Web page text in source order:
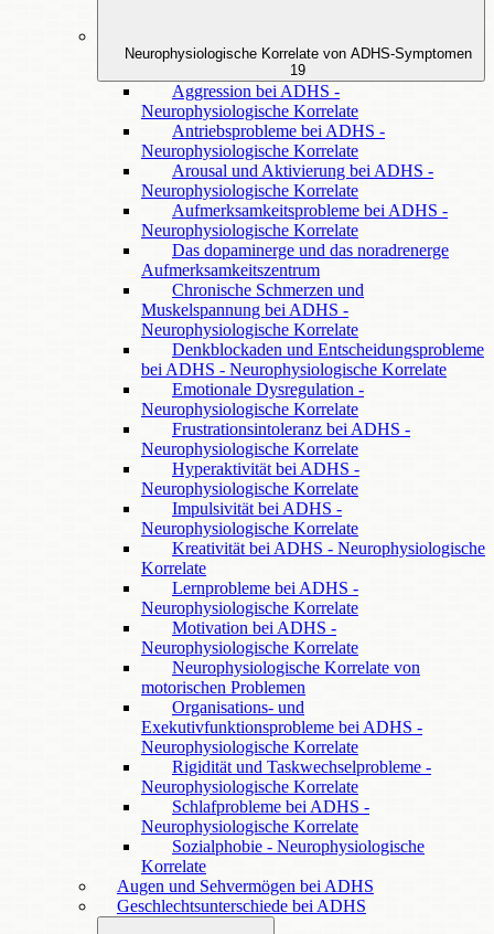
Neurophysiologische Korrelate von ADHS-Symptomen
19
Aggression bei ADHS -
Neurophysiologische Korrelate
Antriebsprobleme bei ADHS -
Neurophysiologische Korrelate
Arousal und Aktivierung bei ADHS -
Neurophysiologische Korrelate
Aufmerksamkeitsprobleme bei ADHS -
Neurophysiologische Korrelate
Das dopaminerge und das noradrenerge
Aufmerksamkeitszentrum
Chronische Schmerzen und
Muskelspannung bei ADHS -
Neurophysiologische Korrelate
Denkblockaden und Entscheidungsprobleme
bei ADHS - Neurophysiologische Korrelate
Emotionale Dysregulation -
Neurophysiologische Korrelate
Frustrationsintoleranz bei ADHS -
Neurophysiologische Korrelate
Hyperaktivität bei ADHS -
Neurophysiologische Korrelate
Impulsivität bei ADHS -
Neurophysiologische Korrelate
Kreativität bei ADHS - Neurophysiologische
Korrelate
Lernprobleme bei ADHS -
Neurophysiologische Korrelate
Motivation bei ADHS -
Neurophysiologische Korrelate
Neurophysiologische Korrelate von
motorischen Problemen
Organisations- und
Exekutivfunktionsprobleme bei ADHS -
Neurophysiologische Korrelate
Rigidität und Taskwechselprobleme -
Neurophysiologische Korrelate
Schlafprobleme bei ADHS -
Neurophysiologische Korrelate
Sozialphobie - Neurophysiologische
Korrelate
Augen und Sehvermögen bei ADHS
Geschlechtsunterschiede bei ADHS